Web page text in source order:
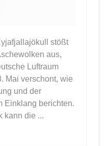
stößt
aus,
Luftraum
Mai verschont, wie
und der
Einklang berichten.
kann die ...